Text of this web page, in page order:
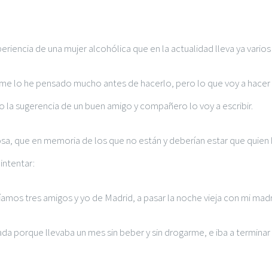
de una mujer alcohólica que en la actualidad lleva ya
lo he pensado mucho antes de hacerlo, pero lo que voy a
la sugerencia de un buen amigo y compañero lo voy a escribir.
que en memoria de los que no están y deberían estar que
tres amigos y yo de Madrid, a pasar la noche vieja con mi
porque llevaba un mes sin beber y sin drogarme, e iba a